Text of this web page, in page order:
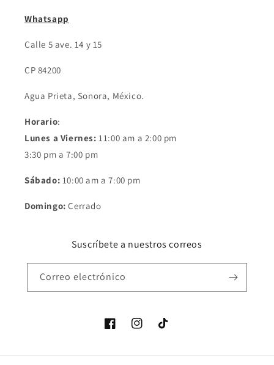
Whatsapp
Calle 5 ave. 14 y 15
CP 84200
Agua Prieta, Sonora, México.
Horario:
Lunes a Viernes: 11:00 am a 2:00 pm
3:30 pm a 7:00 pm
Sábado: 10:00 am a 7:00 pm
Domingo: Cerrado
Suscríbete a nuestros correos
Correo electrónico
FacebookInstagramTikTok